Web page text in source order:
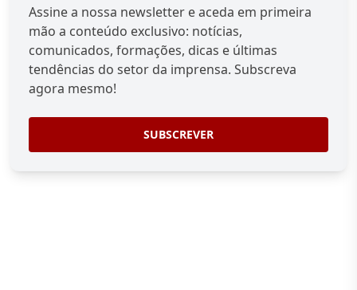
Assine a nossa newsletter e aceda em primeira
mão a conteúdo exclusivo: notícias,
comunicados, formações, dicas e últimas
tendências do setor da imprensa. Subscreva
agora mesmo!
SUBSCREVER